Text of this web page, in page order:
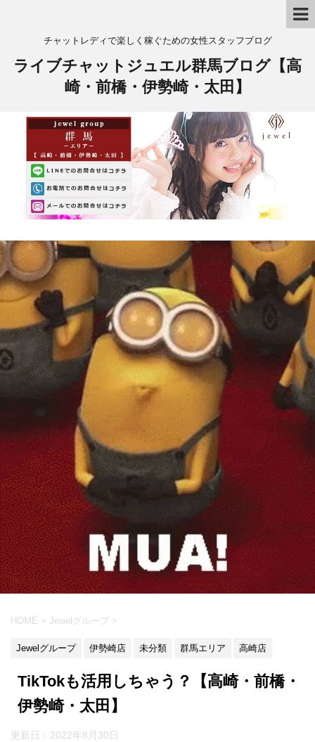
チャットレディで楽しく稼ぐための女性スタッフブログ
ライブチャットジュエル群馬ブログ【高
崎・前橋・伊勢崎・太田】
HOME > Jewelグループ >
Jewelグループ 伊勢崎店 未分類 群馬エリア 高崎店
TikTokも活用しちゃう？【高崎・前橋・
伊勢崎・太田】
更新日： 2022年8月30日